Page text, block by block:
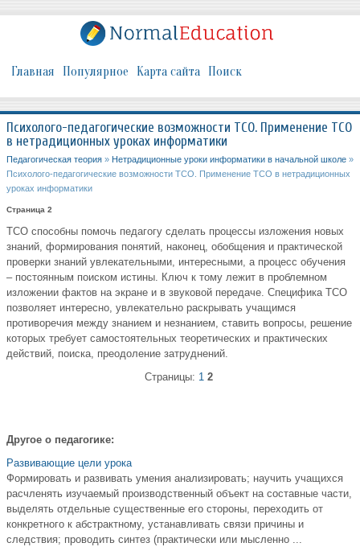
Главная Популярное Карта сайта Поиск
Психолого-педагогические возможности ТСО. Применение ТСО
в нетрадиционных уроках информатики
Педагогическая теория » Нетрадиционные уроки информатики в начальной школе »
Психолого-педагогические возможности ТСО. Применение ТСО в нетрадиционных
уроках информатики
Страница 2
ТСО способны помочь педагогу сделать процессы изложения новых
знаний, формирования понятий, наконец, обобщения и практической
проверки знаний увлекательными, интересными, а процесс обучения
– постоянным поиском истины. Ключ к тому лежит в проблемном
изложении фактов на экране и в звуковой передаче. Специфика ТСО
позволяет интересно, увлекательно раскрывать учащимся
противоречия между знанием и незнанием, ставить вопросы, решение
которых требует самостоятельных теоретических и практических
действий, поиска, преодоление затруднений.
Страницы: 1 2
Другое о педагогике:
Развивающие цели урока
Формировать и развивать умения анализировать; научить учащихся
расчленять изучаемый производственный объект на составные части,
выделять отдельные существенные его стороны, переходить от
конкретного к абстрактному, устанавливать связи причины и
следствия; проводить синтез (практически или мысленно ...